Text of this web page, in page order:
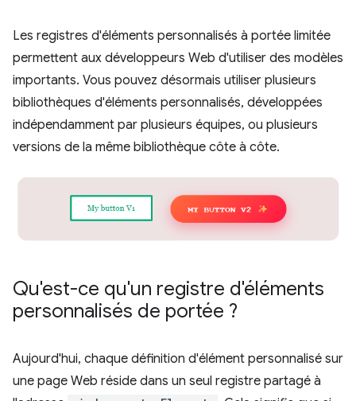
Les registres d'éléments personnalisés à portée limitée
permettent aux développeurs Web d'utiliser des modèles
importants. Vous pouvez désormais utiliser plusieurs
bibliothèques d'éléments personnalisés, développées
indépendamment par plusieurs équipes, ou plusieurs
versions de la même bibliothèque côte à côte.
Qu'est-ce qu'un registre d'éléments
personnalisés de portée ?
Aujourd'hui, chaque définition d'élément personnalisé sur
une page Web réside dans un seul registre partagé à